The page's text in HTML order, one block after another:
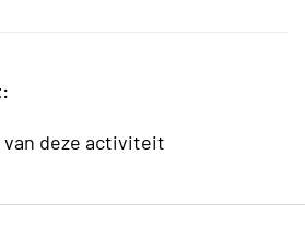
deze activiteit